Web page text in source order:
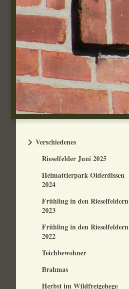
Verschiedenes
Rieselfelder Juni 2025
Heimattierpark Olderdissen
2024
Frühling in den Rieselfeldern
2023
Frühling in den Rieselfeldern
2022
Teichbewohner
Brahmas
Herbst im Wildfreigehege